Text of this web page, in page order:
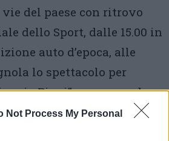
Not Process My Personal
del paese con ritrovo
dello Sport, dalle 15.00 in
auto d’epoca, alle
lo spettacolo per
Pippi” con merenda
viale dello Sport (fronte
equestre, alle 21.00